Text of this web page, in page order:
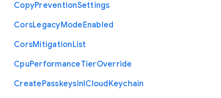
CopyPreventionSettings
CorsLegacyModeEnabled
CorsMitigationList
CpuPerformanceTierOverride
CreatePasskeysInICloudKeychain